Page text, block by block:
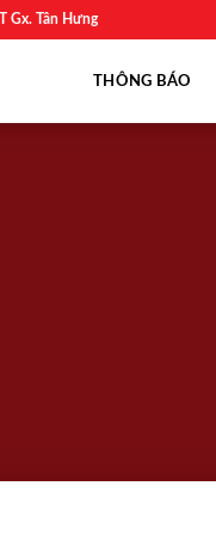
Gx. Tân Hưng
THÔNG BÁO